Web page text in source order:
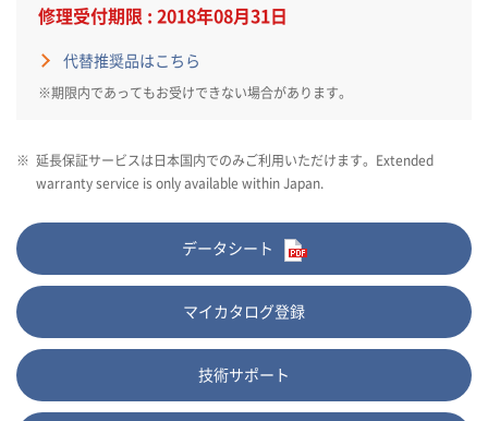
修理受付期限 : 2018年08月31日
代替推奨品はこちら
※期限内であってもお受けできない場合があります。
※ 延長保証サービスは日本国内でのみご利用いただけます。Extended
warranty service is only available within Japan.
データシート
マイカタログ登録
技術サポート